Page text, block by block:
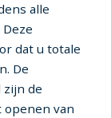
alle
dat u totale
De
zijn de
van